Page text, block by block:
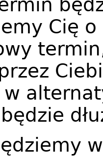
Cię